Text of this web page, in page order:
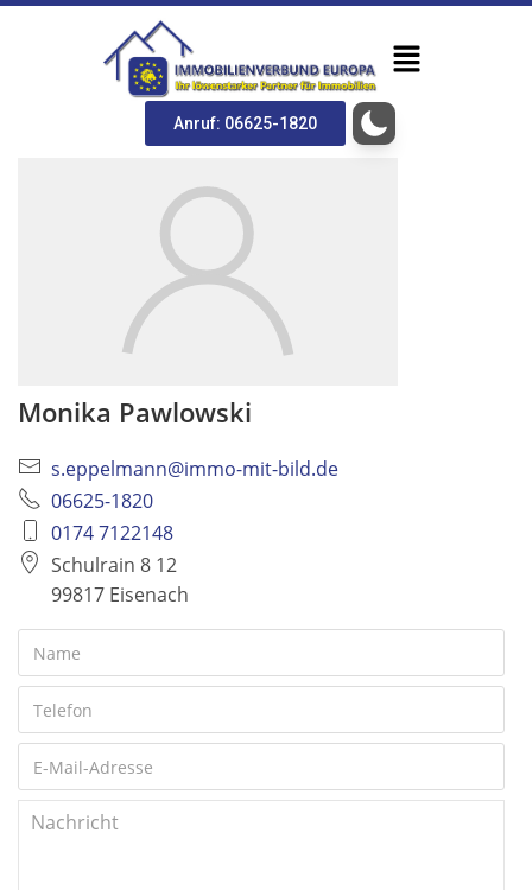
Anruf: 06625-1820
Monika Pawlowski
s.eppelmann@immo-mit-bild.de
06625-1820
0174 7122148
Schulrain 8 12
99817 Eisenach